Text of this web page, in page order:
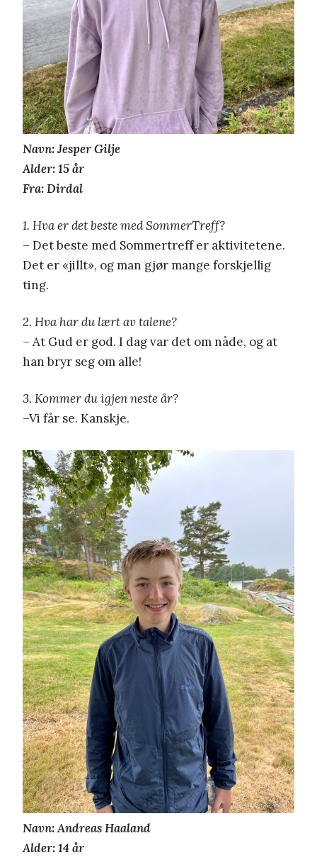
Navn: Jesper Gilje
Alder: 15 år
Fra: Dirdal
1. Hva er det beste med SommerTreff?
– Det beste med Sommertreff er aktivitetene.
Det er «jillt», og man gjør mange forskjellig
ting.
2. Hva har du lært av talene?
– At Gud er god. I dag var det om nåde, og at
han bryr seg om alle!
3. Kommer du igjen neste år?
–Vi får se. Kanskje.
Navn: Andreas Haaland
Alder: 14 år